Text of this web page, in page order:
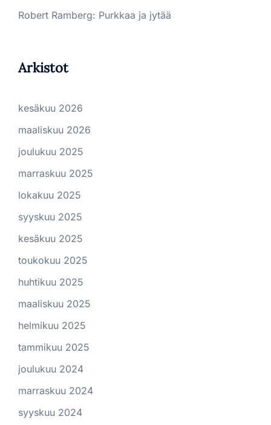
Robert Ramberg: Purkkaa ja jytää
Arkistot
kesäkuu 2026
maaliskuu 2026
joulukuu 2025
marraskuu 2025
lokakuu 2025
syyskuu 2025
kesäkuu 2025
toukokuu 2025
huhtikuu 2025
maaliskuu 2025
helmikuu 2025
tammikuu 2025
joulukuu 2024
marraskuu 2024
syyskuu 2024